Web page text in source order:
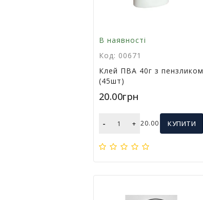
В наявності
Код: 00671
Клей ПВА 40г з пензликом
(45шт)
20.00грн
- + 20.00 КУПИТИ